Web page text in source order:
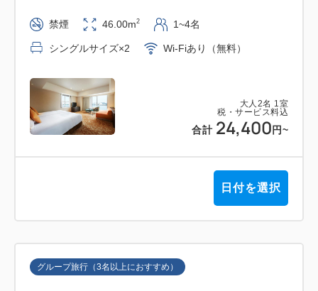
大人 2名 1室
税・サービス料込
合計 24,400 円~
禁煙 46.00m2 1~4名
シングルサイズ×2 Wi-Fiあり（無料）
日付を選択
グループ旅行（3名以上におすすめ）